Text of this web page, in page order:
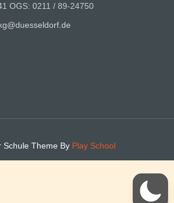
OGS: 0211 / 89-24750
Schule Theme By Play School